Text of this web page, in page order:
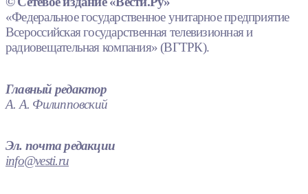
«Федеральное государственное унитарное предприятие
Всероссийская государственная телевизионная и
радиовещательная компания» (ВГТРК).
Главный редактор
А. А. Филипповский
Эл. почта редакции
info@vesti.ru